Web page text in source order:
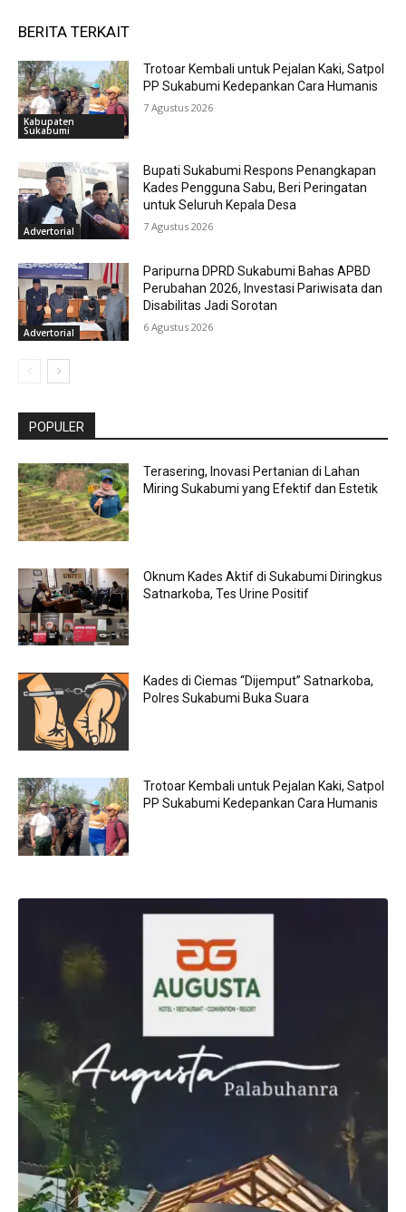
BERITA TERKAIT
Kabupaten
Sukabumi
Trotoar Kembali untuk Pejalan Kaki, Satpol
PP Sukabumi Kedepankan Cara Humanis
7 Agustus 2026
Advertorial
Bupati Sukabumi Respons Penangkapan
Kades Pengguna Sabu, Beri Peringatan
untuk Seluruh Kepala Desa
7 Agustus 2026
Advertorial
Paripurna DPRD Sukabumi Bahas APBD
Perubahan 2026, Investasi Pariwisata dan
Disabilitas Jadi Sorotan
6 Agustus 2026
POPULER
Terasering, Inovasi Pertanian di Lahan
Miring Sukabumi yang Efektif dan Estetik
Oknum Kades Aktif di Sukabumi Diringkus
Satnarkoba, Tes Urine Positif
Kades di Ciemas “Dijemput” Satnarkoba,
Polres Sukabumi Buka Suara
Trotoar Kembali untuk Pejalan Kaki, Satpol
PP Sukabumi Kedepankan Cara Humanis